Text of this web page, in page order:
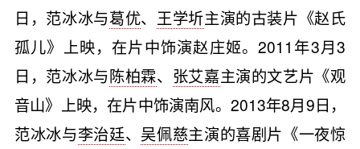
日，范冰冰与葛优、 王学圻主演的古装片《赵氏
孤儿》上映，在片中饰演赵庄姬。2011年3月3
日，范冰冰与陈柏霖、 张艾嘉主演的文艺片《观
音山》上映，在片中饰演南风。2013年8月9日，
范冰冰与李治廷、 吴佩慈主演的喜剧片《一夜惊